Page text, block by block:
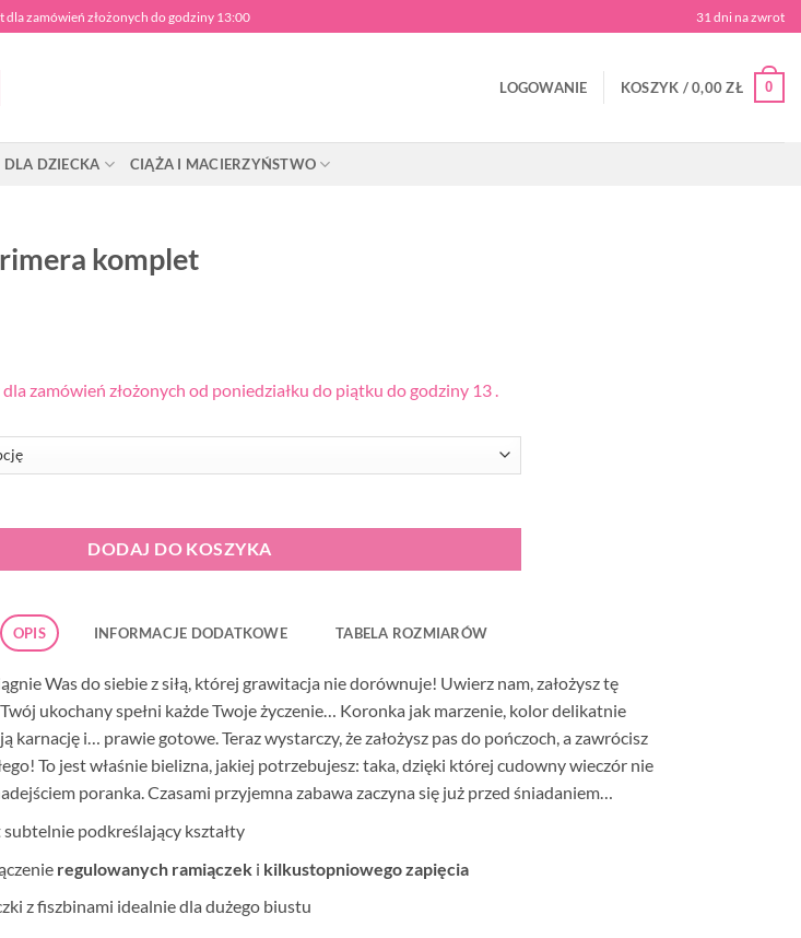
dla zamówień złożonych do godziny 13:00 31 dni na zwrot
LOGOWANIE KOSZYK /0,00ZŁ 0
DLA DZIECKA CIĄŻA I MACIERZYŃSTWO
komplet
zamówień złożonych od poniedziałku do piątku do godziny 13 .
DODAJ DO KOSZYKA
OPIS INFORMACJE DODATKOWE TABELA ROZMIARÓW
Was do siebie z siłą, której grawitacja nie dorównuje! Uwierz nam, założysz tę
ukochany spełni każde Twoje życzenie… Koronka jak marzenie, kolor delikatnie
karnację i… prawie gotowe. Teraz wystarczy, że założysz pas do pończoch, a zawrócisz
To jest właśnie bielizna, jakiej potrzebujesz: taka, dzięki której cudowny wieczór nie
poranka. Czasami przyjemna zabawa zaczyna się już przed śniadaniem…
podkreślający kształty
regulowanych ramiączeki kilkustopniowego zapięcia
z fiszbinami idealnie dla dużego biustu